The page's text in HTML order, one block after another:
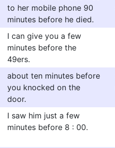
to her mobile phone 90
minutes before he died.
I can give you a few
minutes before the
49ers.
about ten minutes before
you knocked on the
door.
I saw him just a few
minutes before 8 : 00.